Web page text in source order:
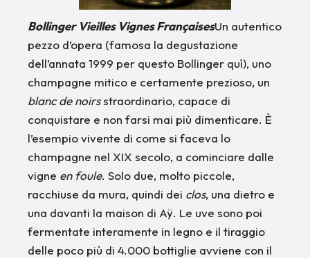
Bollinger Vieilles Vignes FrançaisesUn autentico
pezzo d’opera (famosa la degustazione
dell’annata 1999 per questo Bollinger quì), uno
champagne mitico e certamente prezioso, un
blanc de noirsstraordinario, capace di
conquistare e non farsi mai più dimenticare. È
l’esempio vivente di come si faceva lo
champagne nel XIX secolo, a cominciare dalle
vigne en foule. Solo due, molto piccole,
racchiuse da mura, quindi dei clos, una dietro e
una davanti la maison di Aÿ. Le uve sono poi
fermentate interamente in legno e il tiraggio
delle poco più di 4.000 bottiglie avviene con il